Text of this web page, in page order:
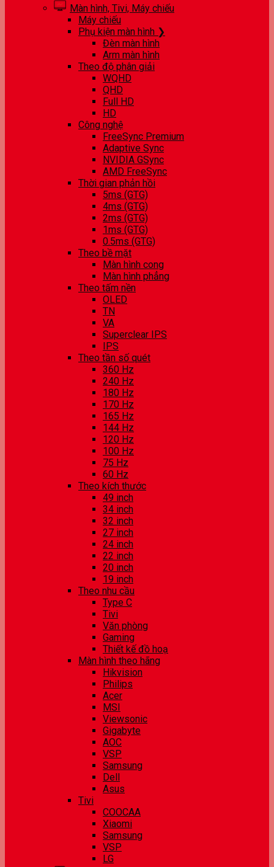
Màn hình, Tivi, Máy chiếu
Máy chiếu
Phụ kiện màn hình ❯
Đèn màn hình
Arm màn hình
Theo độ phân giải
WQHD
QHD
Full HD
HD
Công nghệ
FreeSync Premium
Adaptive Sync
NVIDIA GSync
AMD FreeSync
Thời gian phản hồi
5ms (GTG)
4ms (GTG)
2ms (GTG)
1ms (GTG)
0.5ms (GTG)
Theo bề mặt
Màn hình cong
Màn hình phẳng
Theo tấm nền
OLED
TN
VA
Superclear IPS
IPS
Theo tần số quét
360 Hz
240 Hz
180 Hz
170 Hz
165 Hz
144 Hz
120 Hz
100 Hz
75 Hz
60 Hz
Theo kích thước
49 inch
34 inch
32 inch
27 inch
24 inch
22 inch
20 inch
19 inch
Theo nhu cầu
Type C
Tivi
Văn phòng
Gaming
Thiết kế đồ hoạ
Màn hình theo hãng
Hikvision
Philips
Acer
MSI
Viewsonic
Gigabyte
AOC
VSP
Samsung
Dell
Asus
Tivi
COOCAA
Xiaomi
Samsung
VSP
LG